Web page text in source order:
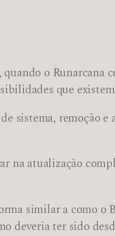
o Runarcana
que
sistema, remoção e
na atualização
similar a como o
deveria ter sido